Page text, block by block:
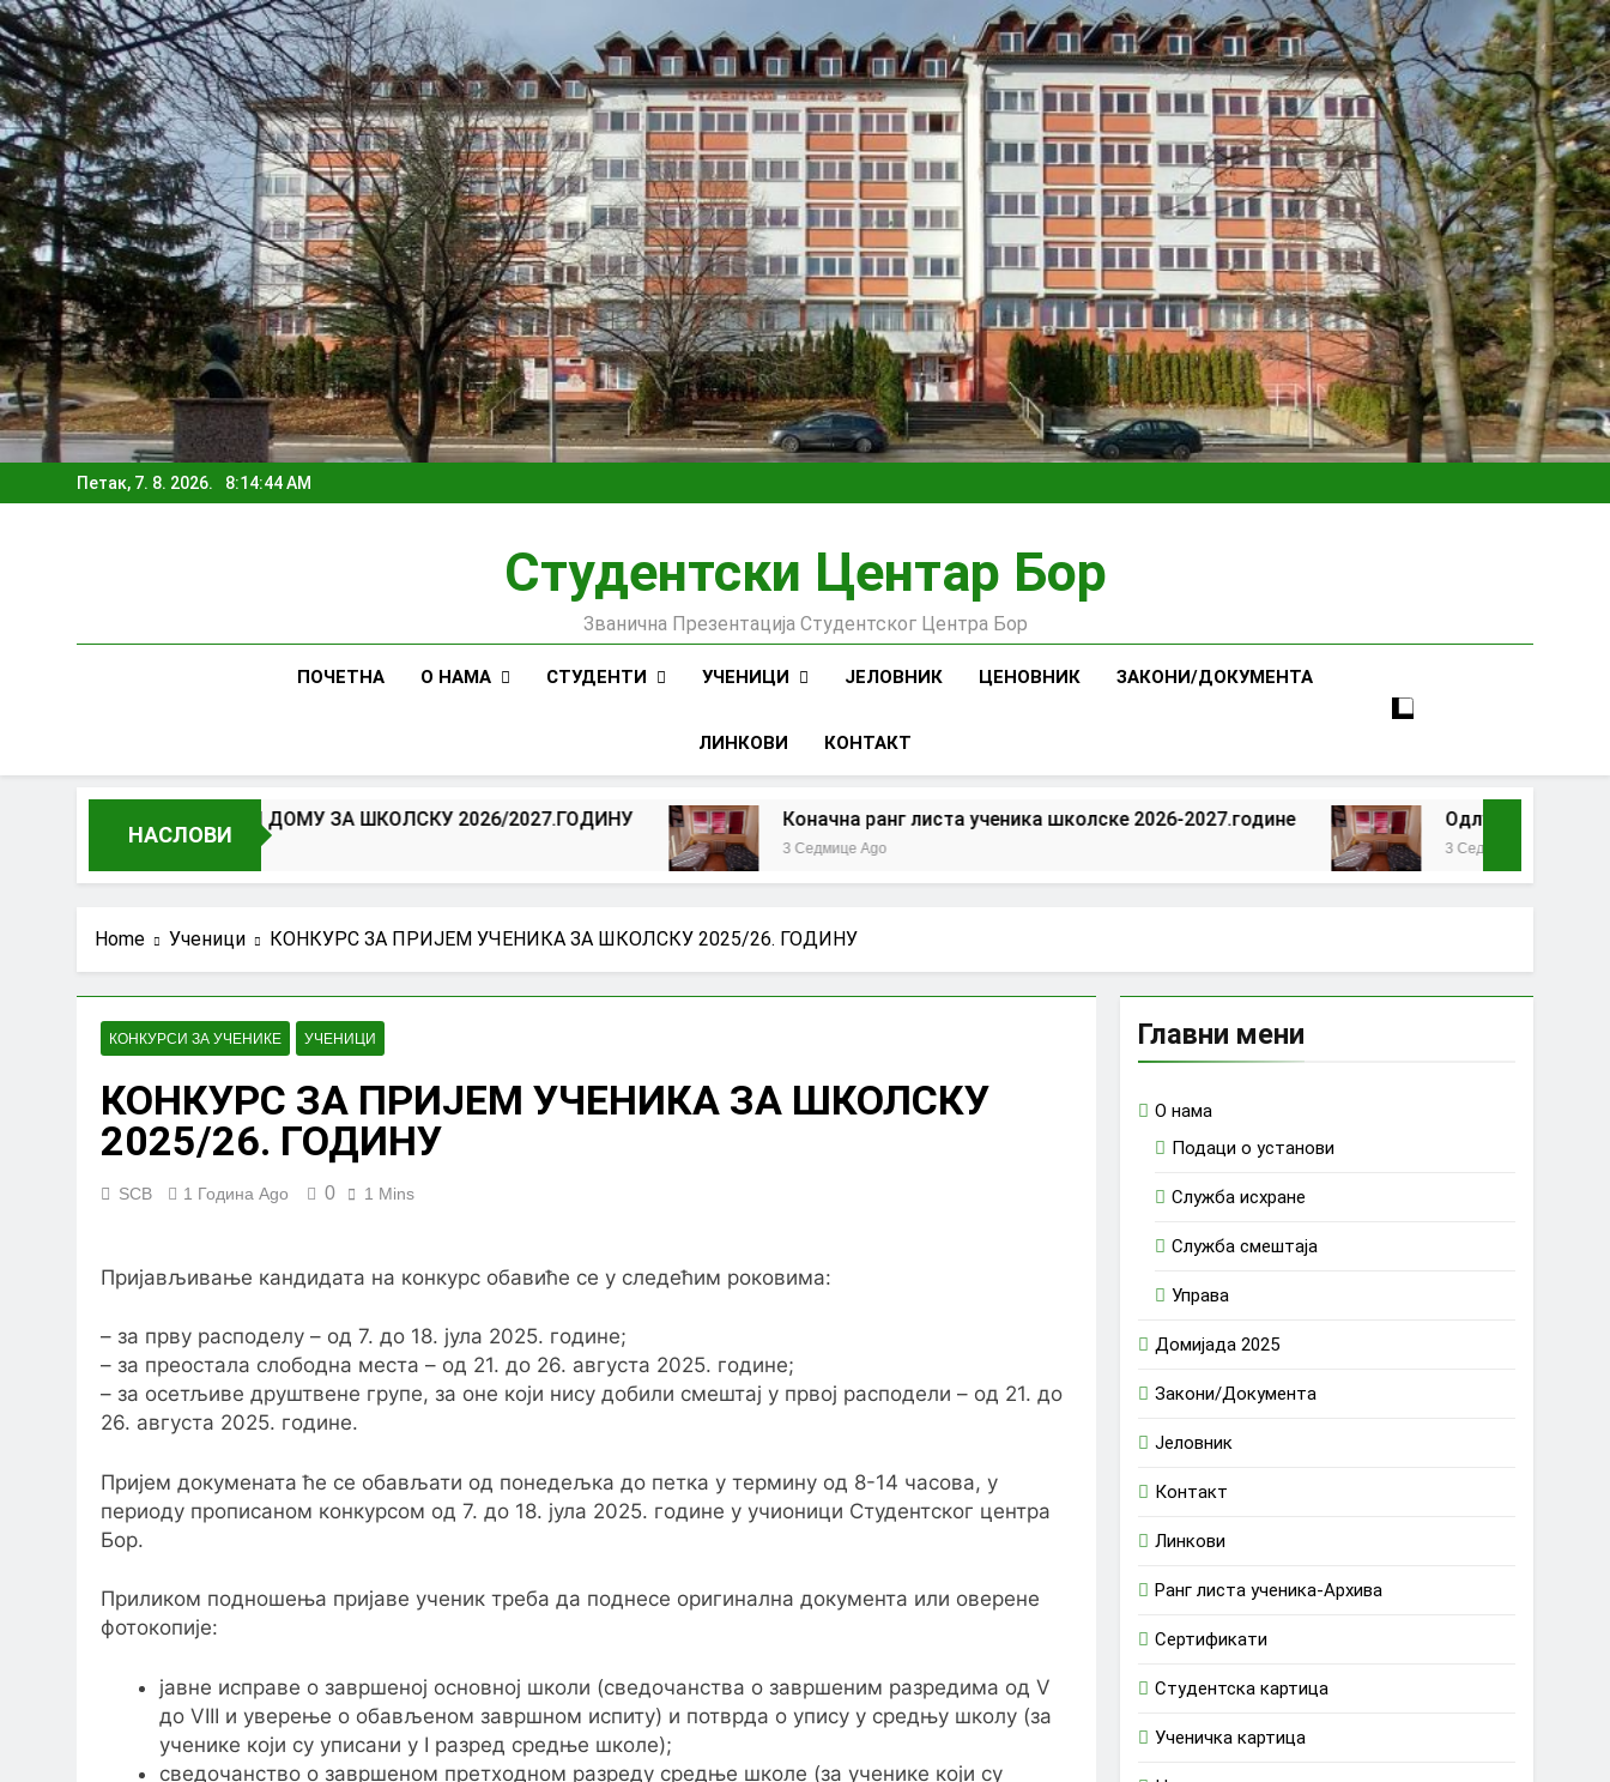
Skip
to
content
Петак, 7. 8. 2026. 8:14:45 AM
Студентски Центар Бор
Званична Презентација Студентског Центра Бор
ПОЧЕТНА O НАМА СТУДЕНТИ УЧЕНИЦИ ЈЕЛОВНИК ЦЕНОВНИК ЗАКОНИ/ДОКУМЕНТА
ЛИНКОВИ КОНТАКТ
НАСЛОВИ
ДОМУ ЗА ШКОЛСКУ 2026/2027.ГОДИНУ Коначна ранг листа ученика школске 2026-2027.године
3 Седмице Ago
Одлука о праву на смештај и
3 Седмице Ago
Home Ученици КОНКУРС ЗА ПРИЈЕМ УЧЕНИКА ЗА ШКОЛСКУ 2025/26. ГОДИНУ
КОНКУРСИ ЗА УЧЕНИКЕ УЧЕНИЦИ
КОНКУРС ЗА ПРИЈЕМ УЧЕНИКА ЗА ШКОЛСКУ
2025/26. ГОДИНУ
SCB 1 Година Ago 0 1 Mins
Пријављивање кандидата на конкурс обавиће се у следећим роковима:
– за прву расподелу – од 7. до 18. јула 2025. године;
– за преостала слободна места – од 21. до 26. августа 2025. године;
– за осетљиве друштвене групе, за оне који нису добили смештај у првој расподели – од 21. до
26. августа 2025. године.
Пријем докумената ће се обављати од понедељка до петка у термину од 8-14 часова, у
периоду прописаном конкурсом од 7. до 18. јула 2025. године у учионици Студентског центра
Бор.
Приликом подношења пријаве ученик треба да поднесе оригинална документа или оверене
фотокопије:
јавне исправе о завршеној основној школи (сведочанства о завршеним разредима од V
до VIII и уверење о обављеном завршном испиту) и потврда о упису у средњу школу (за
ученике који су уписани у I разред средње школе);
сведочанство о завршеном претходном разреду средње школе (за ученике који су
Главни мени
O нама
Подаци о установи
Служба исхране
Служба смештаја
Управа
Домијада 2025
Закони/Документа
Јеловник
Контакт
Линкови
Ранг листа ученика-Архива
Сертификати
Студентска картица
Ученичка картица